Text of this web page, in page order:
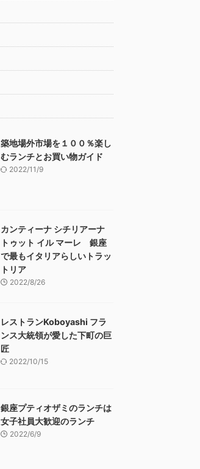
築地場外市場を１００％楽し
むランチとお買い物ガイド
2022/11/9
カンティーナ シチリアーナ
トゥット イル マーレ 銀座
で最もイタリアらしいトラッ
トリア
2022/8/26
レストランKoboyashi フラ
ンス大統領が愛した下町の巨
匠
2022/10/15
銀座プティオザミのランチは
女子社員大歓迎のランチ
2022/6/9